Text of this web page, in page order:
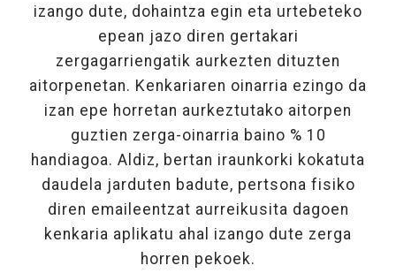
izango dute, dohaintza egin eta urtebeteko
epean jazo diren gertakari
zergagarriengatik aurkezten dituzten
aitorpenetan. Kenkariaren oinarria ezingo da
izan epe horretan aurkeztutako aitorpen
guztien zerga-oinarria baino % 10
handiagoa. Aldiz, bertan iraunkorki kokatuta
daudela jarduten badute, pertsona fisiko
diren emaileentzat aurreikusita dagoen
kenkaria aplikatu ahal izango dute zerga
horren pekoek.